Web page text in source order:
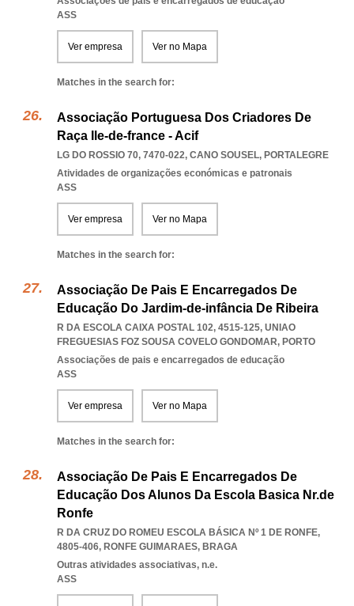
ASS
Ver empresa Ver no Mapa
Matches in the search for:
Associação Portuguesa Dos Criadores De
Raça Ile-de-france - Acif
LG DO ROSSIO 70, 7470-022, CANO SOUSEL, PORTALEGRE
Atividades de organizações económicas e patronais
ASS
Ver empresa Ver no Mapa
Matches in the search for:
Associação De Pais E Encarregados De
Educação Do Jardim-de-infância De Ribeira
R DA ESCOLA CAIXA POSTAL 102, 4515-125, UNIAO
FREGUESIAS FOZ SOUSA COVELO GONDOMAR, PORTO
Associações de pais e encarregados de educação
ASS
Ver empresa Ver no Mapa
Matches in the search for:
Associação De Pais E Encarregados De
Educação Dos Alunos Da Escola Basica Nr.de
Ronfe
R DA CRUZ DO ROMEU ESCOLA BÁSICA Nº 1 DE RONFE,
4805-406, RONFE GUIMARAES, BRAGA
Outras atividades associativas, n.e.
ASS